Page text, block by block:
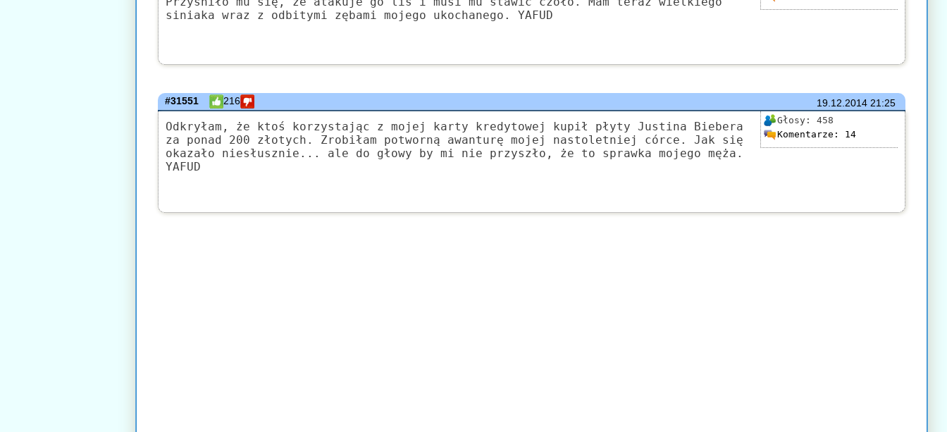
siniaka wraz z odbitymi zębami mojego ukochanego. YAFUD
19.12.201421:25
#31551 216
Głosy: 458
Komentarze: 14
Odkryłam, że ktoś korzystając z mojej karty kredytowej kupił płyty Justina Biebera
za ponad 200 złotych. Zrobiłam potworną awanturę mojej nastoletniej córce. Jak się
okazało niesłusznie... ale do głowy by mi nie przyszło, że to sprawka mojego męża.
YAFUD